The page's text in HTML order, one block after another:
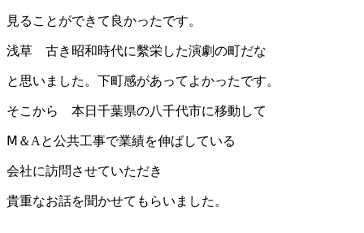
見ることができて良かったです。
浅草 古き昭和時代に繫栄した演劇の町だな
と思いました。下町感があってよかったです。
そこから 本日千葉県の八千代市に移動して
Ⅿ＆Aと公共工事で業績を伸ばしている
会社に訪問させていただき
貴重なお話を聞かせてもらいました。